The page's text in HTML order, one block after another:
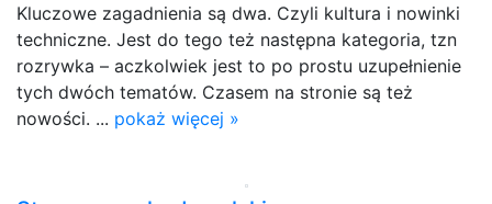
Kluczowe zagadnienia są dwa. Czyli kultura i nowinki
techniczne. Jest do tego też następna kategoria, tzn
rozrywka – aczkolwiek jest to po prostu uzupełnienie
tych dwóch tematów. Czasem na stronie są też
nowości. ... pokaż więcej »